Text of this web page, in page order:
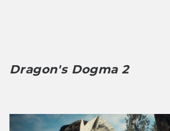
Dragon's Dogma 2